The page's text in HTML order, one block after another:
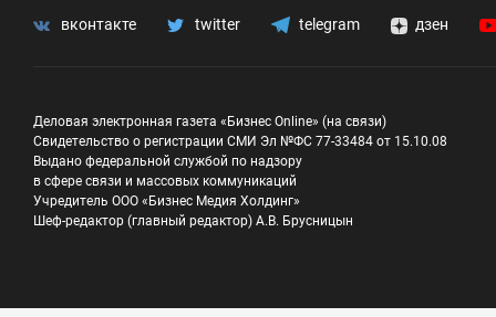
вконтакте twitter telegram дзен
Деловая электронная газета «Бизнес Online» (на связи)
Свидетельство о регистрации СМИ Эл №ФС 77-33484 от 15.10.08
Выдано федеральной службой по надзору
в сфере связи и массовых коммуникаций
Учредитель ООО «Бизнес Медия Холдинг»
Шеф-редактор (главный редактор) А.В. Брусницын